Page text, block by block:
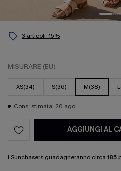
3 articoli -15%
MISURARE (EU)
XS(34) S(36) M(38)
Cons. stimata: 20 ago
AGGIUNGI AL
I Sunchasers guadagneranno circa 185